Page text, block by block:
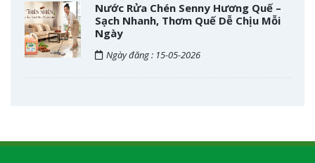
Nước Rửa Chén Senny Hương Quế –
Sạch Nhanh, Thơm Quế Dễ Chịu Mỗi
Ngày
Ngày đăng : 15-05-2026